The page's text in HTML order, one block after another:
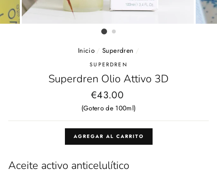
Inicio / Superdren /
SUPERDREN
Superdren Olio Attivo 3D
€43.00
(Gotero de 100ml)
AGREGAR AL CARRITO
Aceite activo anticelulítico